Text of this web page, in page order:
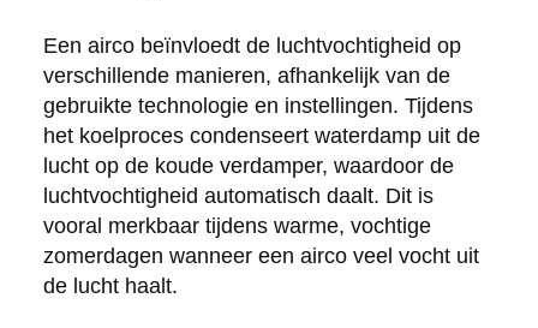
Een airco beïnvloedt de luchtvochtigheid op
verschillende manieren, afhankelijk van de
gebruikte technologie en instellingen. Tijdens
het koelproces condenseert waterdamp uit de
lucht op de koude verdamper, waardoor de
luchtvochtigheid automatisch daalt. Dit is
vooral merkbaar tijdens warme, vochtige
zomerdagen wanneer een airco veel vocht uit
de lucht haalt.